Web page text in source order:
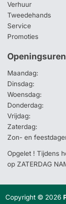
Verhuur
Tweedehands
Service
Promoties
Openingsuren
Maandag:
Dinsdag:
Woensdag:
Donderdag:
Vrijdag:
Zaterdag:
Zon- en
Opgelet ! Tijdens
op ZATERDAG
Copyright © 2026